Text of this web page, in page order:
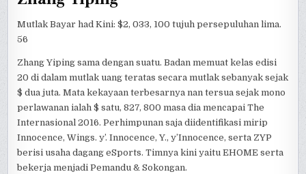
Mutlak Bayar had Kini: $2, 033, 100 tujuh persepuluhan lima.
56
Zhang Yiping sama dengan suatu. Badan memuat kelas edisi
20 di dalam mutlak uang teratas secara mutlak sebanyak sejak
$ dua juta. Mata kekayaan terbesarnya nan tersua sejak mono
perlawanan ialah $ satu, 827, 800 masa dia mencapai The
Internasional 2016. Perhimpunan saja diidentifikasi mirip
Innocence, Wings. y’. Innocence, Y., y’Innocence, serta ZYP
berisi usaha dagang eSports. Timnya kini yaitu EHOME serta
bekerja menjadi Pemandu & Sokongan.